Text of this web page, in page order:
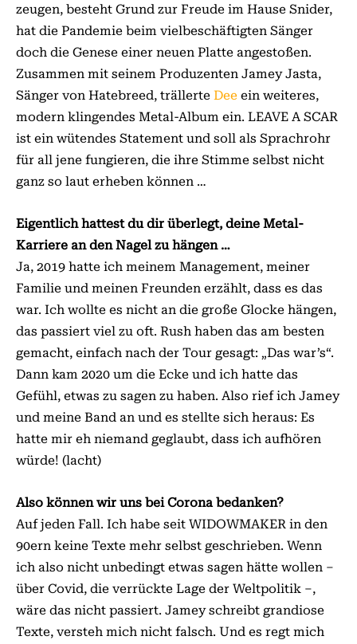
zeugen, besteht Grund zur Freude im Hause Snider,
hat die Pandemie beim vielbeschäftigten Sänger
doch die Genese einer neuen Platte angestoßen.
Zusammen mit seinem Produzenten Jamey Jasta,
Sänger von Hatebreed, trällerte Dee ein weiteres,
modern klingendes Metal-Album ein. LEAVE A SCAR
ist ein wütendes Statement und soll als Sprachrohr
für all jene fungieren, die ihre Stimme selbst nicht
ganz so laut erheben können …
Eigentlich hattest du dir überlegt, deine Metal-
Karriere an den Nagel zu hängen …
Ja, 2019 hatte ich meinem Management, meiner
Familie und meinen Freunden erzählt, dass es das
war. Ich wollte es nicht an die große Glocke hängen,
das passiert viel zu oft. Rush haben das am besten
gemacht, einfach nach der Tour gesagt: „Das war’s“.
Dann kam 2020 um die Ecke und ich hatte das
Gefühl, etwas zu sagen zu haben. Also rief ich Jamey
und meine Band an und es stellte sich heraus: Es
hatte mir eh niemand geglaubt, dass ich aufhören
würde! (lacht)
Also können wir uns bei Corona bedanken?
Auf jeden Fall. Ich habe seit WIDOWMAKER in den
90ern keine Texte mehr selbst geschrieben. Wenn
ich also nicht unbedingt etwas sagen hätte wollen –
über Covid, die verrückte Lage der Weltpolitik –,
wäre das nicht passiert. Jamey schreibt grandiose
Texte, versteh mich nicht falsch. Und es regt mich